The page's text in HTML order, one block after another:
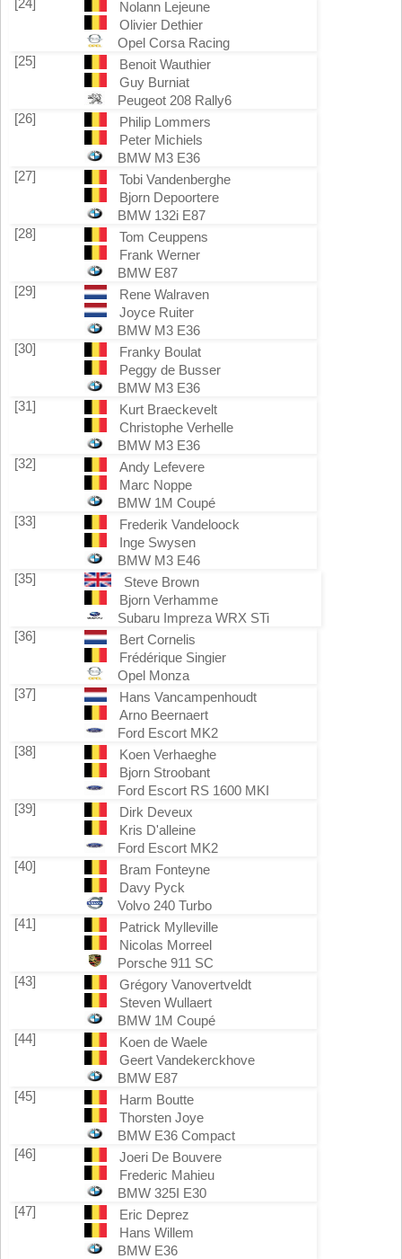
[24]
Nolann Lejeune
Olivier Dethier
Opel Corsa Racing
[25]
Benoit Wauthier
Guy Burniat
Peugeot 208 Rally6
[26]
Philip Lommers
Peter Michiels
BMW M3 E36
[27]
Tobi Vandenberghe
Bjorn Depoortere
BMW 132i E87
[28]
Tom Ceuppens
Frank Werner
BMW E87
[29]
Rene Walraven
Joyce Ruiter
BMW M3 E36
[30]
Franky Boulat
Peggy de Busser
BMW M3 E36
[31]
Kurt Braeckevelt
Christophe Verhelle
BMW M3 E36
[32]
Andy Lefevere
Marc Noppe
BMW 1M Coupé
[33]
Frederik Vandeloock
Inge Swysen
BMW M3 E46
[35]
Steve Brown
Bjorn Verhamme
Subaru Impreza WRX STi
[36]
Bert Cornelis
Frédérique Singier
Opel Monza
[37]
Hans Vancampenhoudt
Arno Beernaert
Ford Escort MK2
[38]
Koen Verhaeghe
Bjorn Stroobant
Ford Escort RS 1600 MKI
[39]
Dirk Deveux
Kris D'alleine
Ford Escort MK2
[40]
Bram Fonteyne
Davy Pyck
Volvo 240 Turbo
[41]
Patrick Mylleville
Nicolas Morreel
Porsche 911 SC
[43]
Grégory Vanovertveldt
Steven Wullaert
BMW 1M Coupé
[44]
Koen de Waele
Geert Vandekerckhove
BMW E87
[45]
Harm Boutte
Thorsten Joye
BMW E36 Compact
[46]
Joeri De Bouvere
Frederic Mahieu
BMW 325I E30
[47]
Eric Deprez
Hans Willem
BMW E36